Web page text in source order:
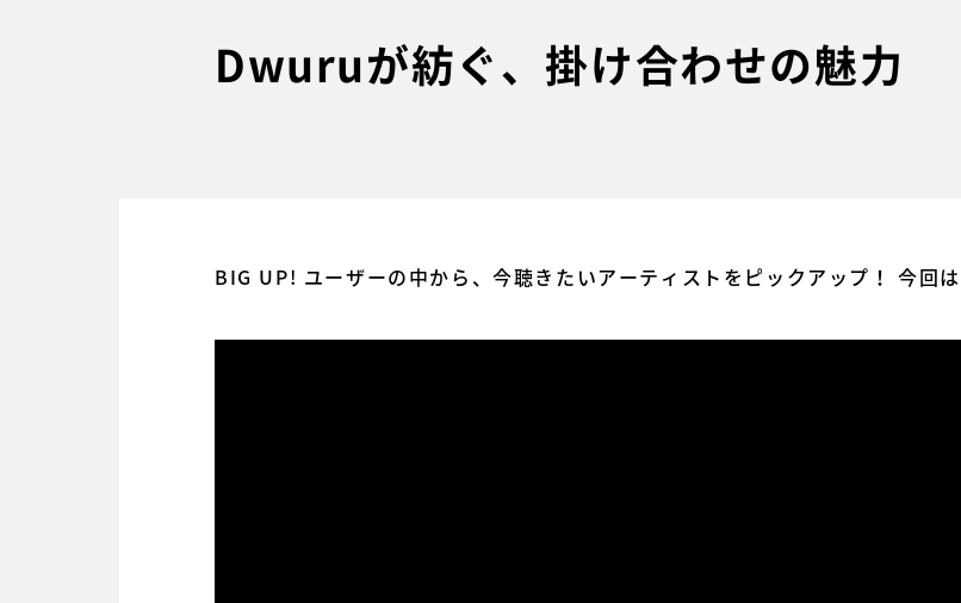
Dwuruが紡ぐ、掛け合わせの魅力
BIG UP! ユーザーの中から、今聴きたいアーティストをピックアップ！ 今回は